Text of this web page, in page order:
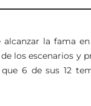
alcanzar la fama
los escenarios y
6 de sus 12